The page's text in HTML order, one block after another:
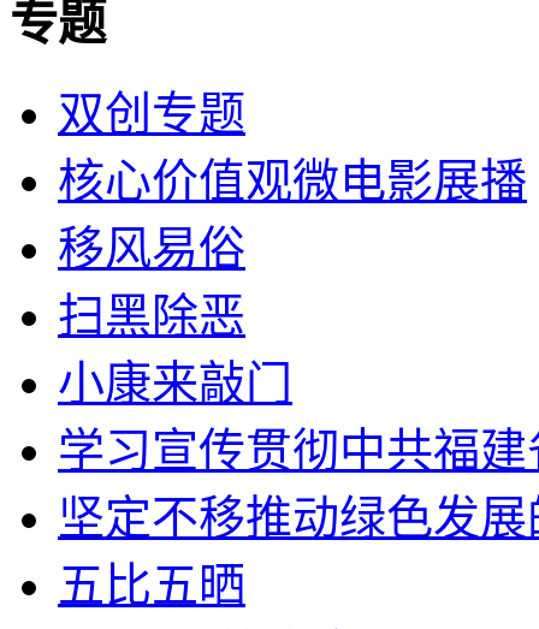
专题
双创专题
核心价值观微电影展播
移风易俗
扫黑除恶
小康来敲门
学习宣传贯彻中共福
坚定不移推动绿色发
五比五晒